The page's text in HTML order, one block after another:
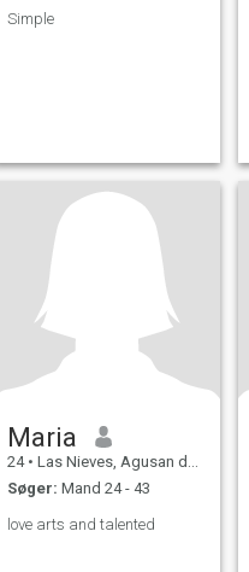
Simple
Maria
24 • Las Nieves, Agusan del Norte, Filippinerne
Søger: Mand 24 - 43
love arts and talented